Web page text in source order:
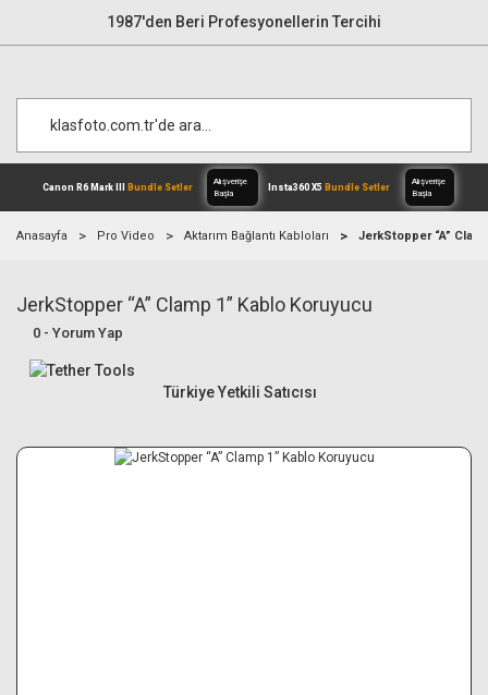
1987'den Beri Profesyonellerin Tercihi
Canon R6 Mark III Bundle Setler
Alışverişe
Anasayfa Pro Video Aktarım Bağlantı Kabloları JerkStopper “A”
JerkStopper “A” Clamp 1” Kablo Koruyucu
0 - Yorum Yap
Türkiye Yetkili Satıcısı